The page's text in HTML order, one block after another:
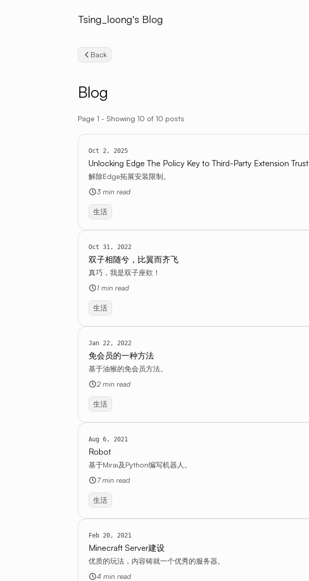
Tsing_loong's Blog
Back
Blog
Page 1 - Showing 10 of 10 posts
Oct 2, 2025
Unlocking Edge The Policy Key to Third-Party Extension Trust
解除Edge拓展安装限制。
3 min read
生活
Oct 31, 2022
双子相随兮，比翼而齐飞
真巧，我是双子座欸！
1 min read
生活
Jan 22, 2022
免会员的一种方法
基于油猴的免会员方法。
2 min read
生活
Aug 6, 2021
Robot
基于Mirai及Python编写机器人。
7 min read
生活
Feb 20, 2021
Minecraft Server建设
优质的玩法，内容铸就一个优秀的服务器。
4 min read